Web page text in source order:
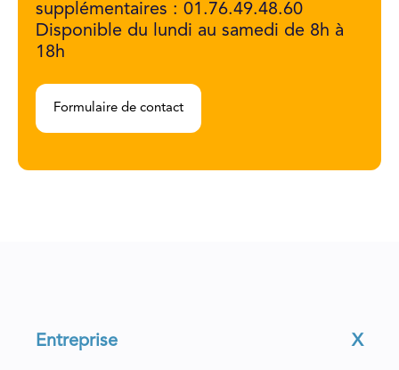
supplémentaires : 01.76.49.48.60
Disponible du lundi au samedi de 8h à
18h
Formulaire de contact
Entreprise X